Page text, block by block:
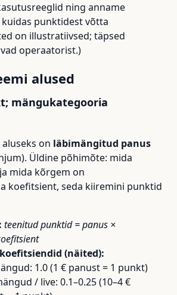
ning anname
punktidest võtta
on illustratiivsed; täpsed
operaatorist.)
alused
mängukategooria
on läbimängitud panus
Üldine põhimõte: mida
mida kõrgem on
koefitsient, seda kiiremini punktid
teenitud punktid = panus ×
(näited):
1.0 (1 € panust = 1 punkt)
/ live: 0.1–0.25 (10–4 €